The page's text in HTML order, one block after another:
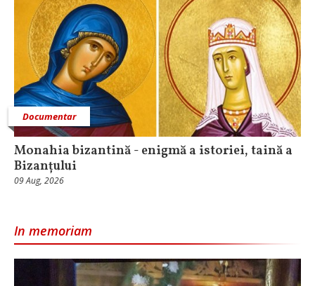
Documentar
Monahia bizantină - enigmă a istoriei, taină a
Bizanțului
09 Aug, 2026
In memoriam